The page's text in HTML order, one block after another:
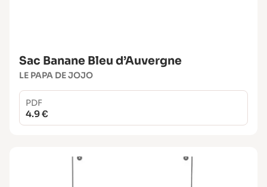
Sac Banane Bleu d’Auvergne
LE PAPA DE JOJO
PDF
4.9 €